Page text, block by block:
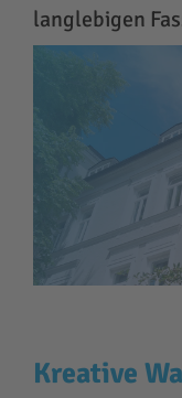
langlebigen
Kreative